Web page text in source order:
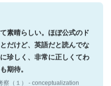
素晴らしい。ほぼ公式のド
だけど、英語だと読んでな
珍しく、非常に正しくてわ
期待。